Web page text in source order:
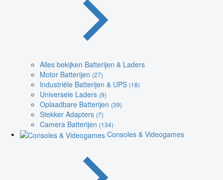
Alles bekijken Batterijen & Laders
Motor Batterijen (27)
Industriële Batterijen & UPS (18)
Universele Laders (9)
Oplaadbare Batterijen (39)
Stekker Adapters (7)
Camera Batterijen (134)
Consoles & Videogames